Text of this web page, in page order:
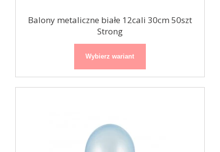
Balony metaliczne białe 12cali 30cm 50szt
Strong
Wybierz wariant